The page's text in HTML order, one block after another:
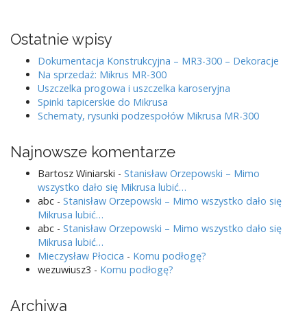
Ostatnie wpisy
Dokumentacja Konstrukcyjna – MR3-300 – Dekoracje
Na sprzedaż: Mikrus MR-300
Uszczelka progowa i uszczelka karoseryjna
Spinki tapicerskie do Mikrusa
Schematy, rysunki podzespołów Mikrusa MR-300
Najnowsze komentarze
Bartosz Winiarski - Stanisław Orzepowski – Mimo
wszystko dało się Mikrusa lubić…
abc - Stanisław Orzepowski – Mimo wszystko dało się
Mikrusa lubić…
abc - Stanisław Orzepowski – Mimo wszystko dało się
Mikrusa lubić…
Mieczysław Płocica - Komu podłogę?
wezuwiusz3 - Komu podłogę?
Archiwa